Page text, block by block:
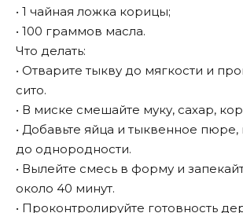
• 1 чайная ложка корицы;
• 100 граммов масла.
Что делать:
• Отварите тыкву до мягкости и
сито.
• В миске смешайте муку, сахар,
• Добавьте яйца и тыквенное
до однородности.
• Вылейте смесь в форму и
около 40 минут.
• Проконтролируйте готовность